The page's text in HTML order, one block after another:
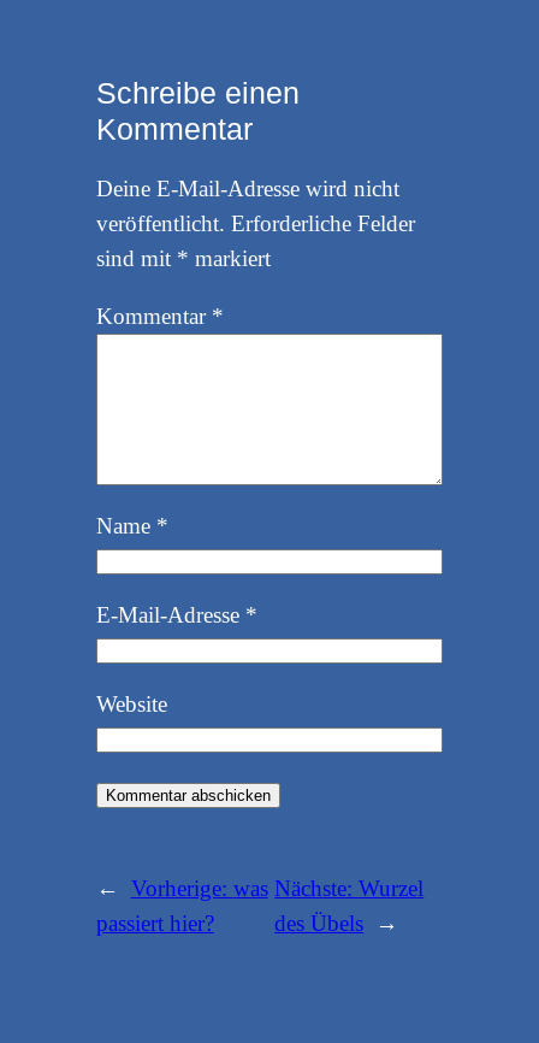
Schreibe einen
Kommentar
Deine E-Mail-Adresse wird nicht
veröffentlicht. Erforderliche Felder
sind mit * markiert
Kommentar *
Name *
E-Mail-Adresse *
Website
← Vorherige: was
passiert hier?
Nächste:Wurzel
des Übels
→